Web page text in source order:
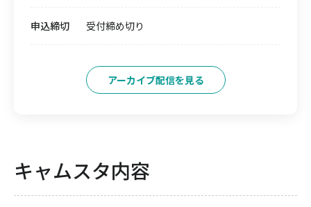
申込締切 受付締め切り
アーカイブ配信を見る
キャムスタ内容